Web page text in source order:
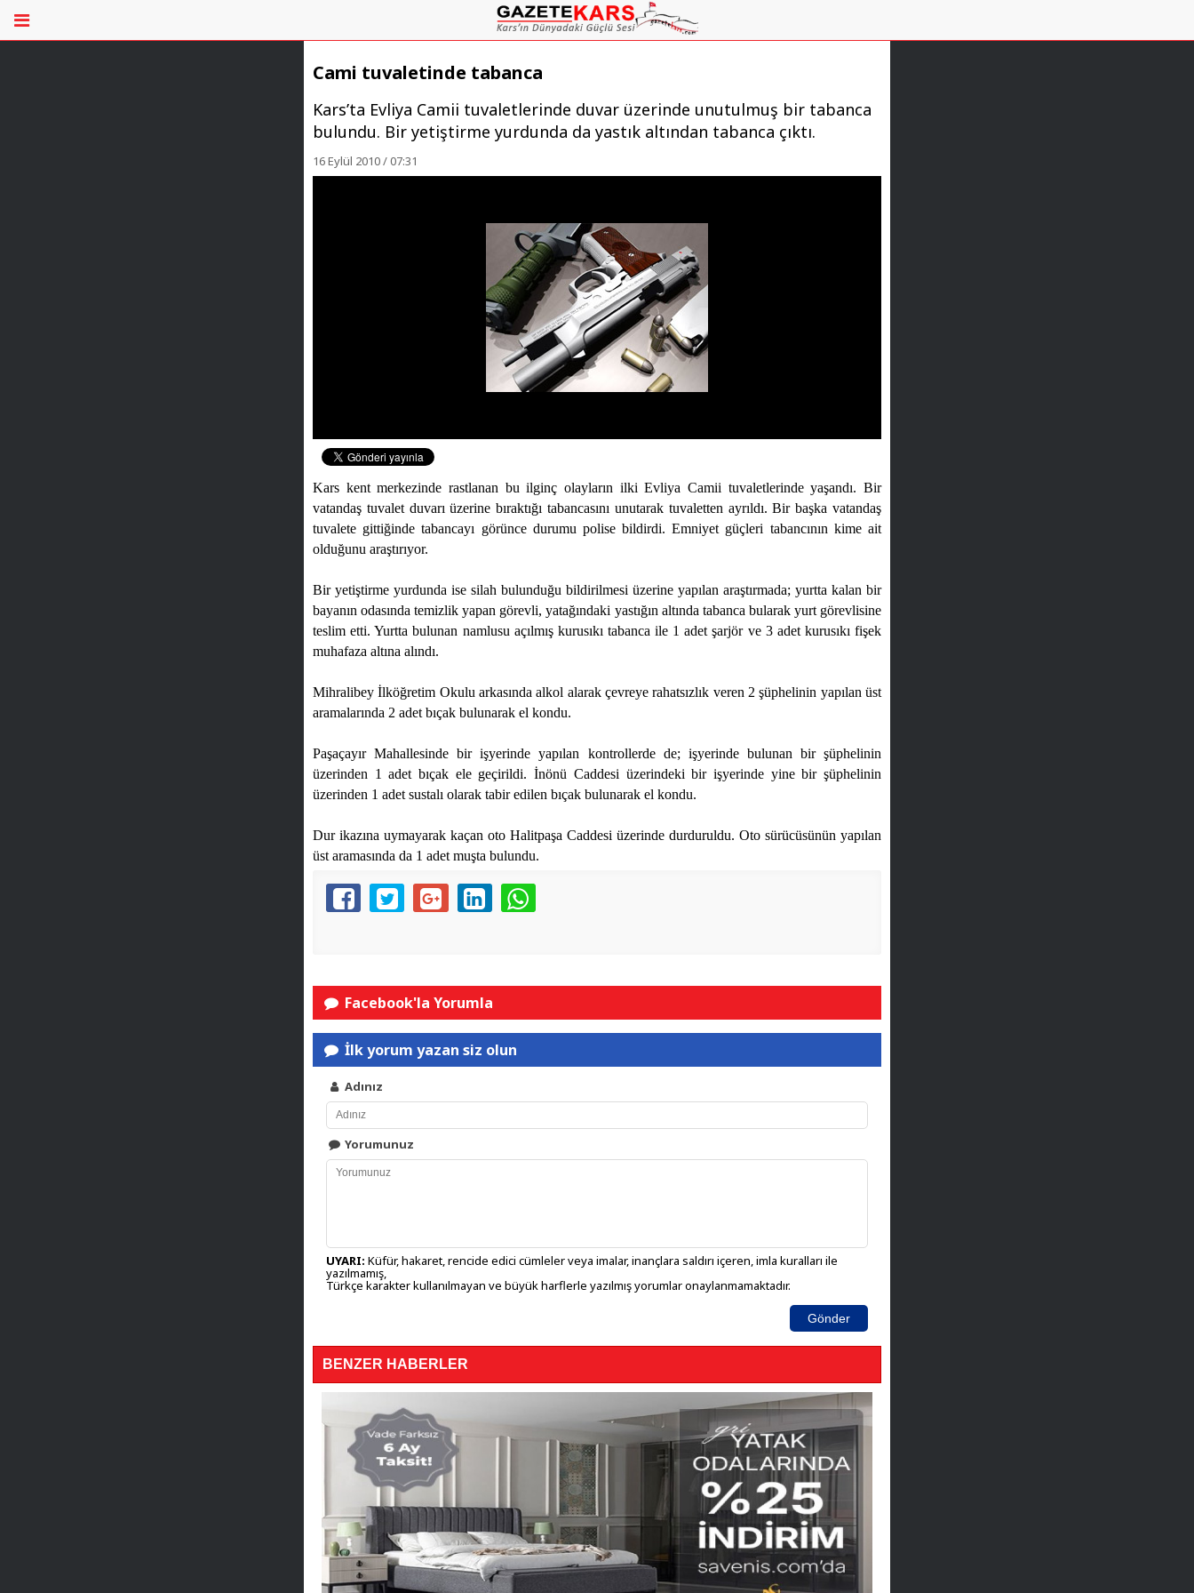
Cami tuvaletinde tabanca
Kars’ta Evliya Camii tuvaletlerinde duvar üzerinde unutulmuş bir tabanca
bulundu. Bir yetiştirme yurdunda da yastık altından tabanca çıktı.
16 Eylül 2010 / 07:31
Kars kent merkezinde rastlanan bu ilginç olayların ilki Evliya Camii tuvaletlerinde yaşandı. Bir
vatandaş tuvalet duvarı üzerine bıraktığı tabancasını unutarak tuvaletten ayrıldı. Bir başka vatandaş
tuvalete gittiğinde tabancayı görünce durumu polise bildirdi. Emniyet güçleri tabancının kime ait
olduğunu araştırıyor.
Bir yetiştirme yurdunda ise silah bulunduğu bildirilmesi üzerine yapılan araştırmada; yurtta kalan bir
bayanın odasında temizlik yapan görevli, yatağındaki yastığın altında tabanca bularak yurt görevlisine
teslim etti. Yurtta bulunan namlusu açılmış kurusıkı tabanca ile 1 adet şarjör ve 3 adet kurusıkı fişek
muhafaza altına alındı.
Mihralibey İlköğretim Okulu arkasında alkol alarak çevreye rahatsızlık veren 2 şüphelinin yapılan üst
aramalarında 2 adet bıçak bulunarak el kondu.
Paşaçayır Mahallesinde bir işyerinde yapılan kontrollerde de; işyerinde bulunan bir şüphelinin
üzerinden 1 adet bıçak ele geçirildi. İnönü Caddesi üzerindeki bir işyerinde yine bir şüphelinin
üzerinden 1 adet sustalı olarak tabir edilen bıçak bulunarak el kondu.
Dur ikazına uymayarak kaçan oto Halitpaşa Caddesi üzerinde durduruldu. Oto sürücüsünün yapılan
üst aramasında da 1 adet muşta bulundu.
Facebook'la Yorumla
İlk yorum yazan siz olun
Adınız
Yorumunuz
UYARI: Küfür, hakaret, rencide edici cümleler veya imalar, inançlara saldırı içeren, imla kuralları ile
yazılmamış,
Türkçe karakter kullanılmayan ve büyük harflerle yazılmış yorumlar onaylanmamaktadır.
Gönder
BENZER HABERLER